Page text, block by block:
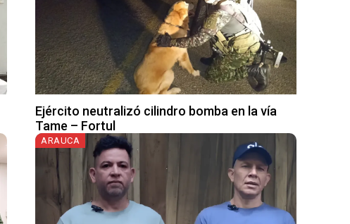
Ejército neutralizó cilindro bomba en la vía
Tame – Fortul
ARAUCA